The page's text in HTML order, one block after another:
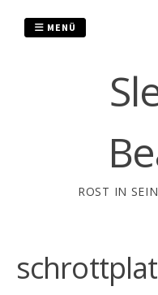
ROST IN
MENÜ